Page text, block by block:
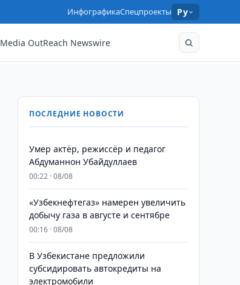
ИнфографикаСпецпроекты Ру
Media OutReach Newswire
ПОСЛЕДНИЕ НОВОСТИ
Умер актёр, режиссёр и педагог
Абдуманнон Убайдуллаев
00:22 · 08/08
«Узбекнефтегаз» намерен увеличить
добычу газа в августе и сентябре
00:16 · 08/08
В Узбекистане предложили
субсидировать автокредиты на
электромобили